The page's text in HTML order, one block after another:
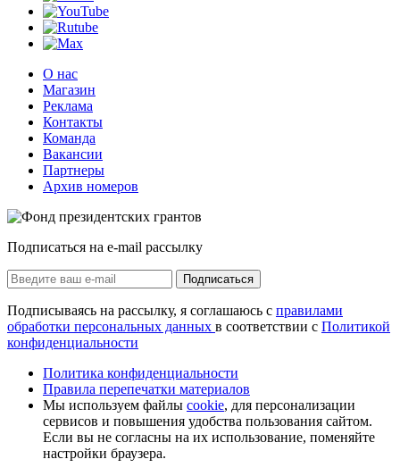
О нас
Магазин
Реклама
Контакты
Команда
Вакансии
Партнеры
Архив номеров
Подписаться на e-mail рассылку
Подписаться
Подписываясь на рассылку, я соглашаюсь с правилами
обработки персональных данных в соответствии с Политикой
конфиденциальности
Политика конфиденциальности
Правила перепечатки материалов
Мы используем файлы cookie, для персонализации
сервисов и повышения удобства пользования сайтом.
Если вы не согласны на их использование, поменяйте
настройки браузера.